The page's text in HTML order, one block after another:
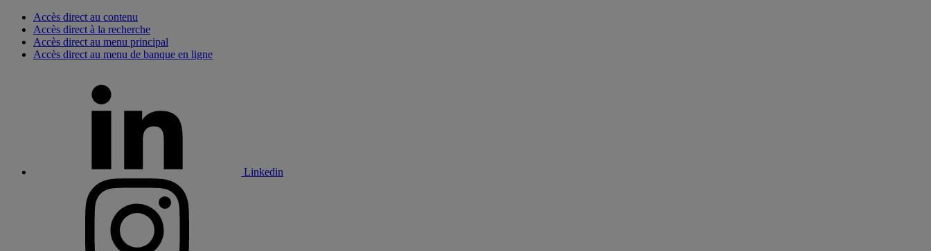
Accès direct au contenu
Accès direct à la recherche
Accès direct au menu principal
Accès direct au menu de banque en ligne
Linkedin